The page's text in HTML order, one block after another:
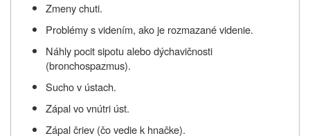
Zmeny chuti.
Problémy s videním, ako je rozmazané videnie.
Náhly pocit sipotu alebo dýchavičnosti
(bronchospazmus).
Sucho v ústach.
Zápal vo vnútri úst.
Zápal čriev (čo vedie k hnačke).